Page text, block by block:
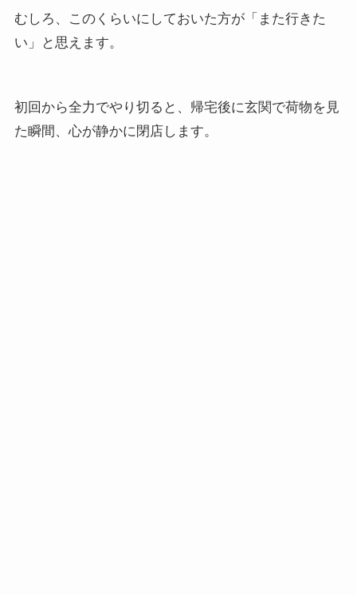
むしろ、このくらいにしておいた方が「また行きた
い」と思えます。
初回から全力でやり切ると、帰宅後に玄関で荷物を見
た瞬間、心が静かに閉店します。